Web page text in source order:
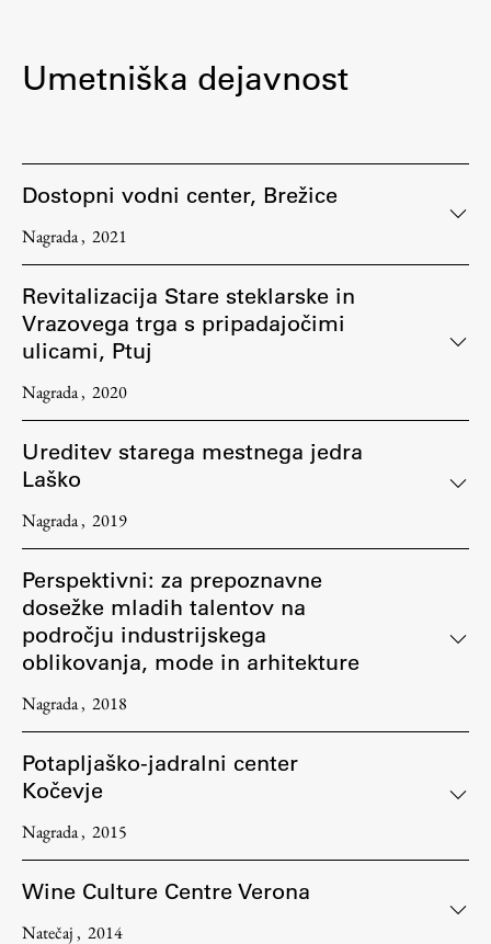
Razvojno sodelovanje in humanitarna pomoč
FA–ZA
Zbirke
Publikacije
AR – Arhitektura, raziskovanje
Igra ustvarjalnosti
Umetniška dejavnost
Dostopni vodni center, Brežice
Nagrada 2021
Revitalizacija Stare steklarske in
Vrazovega trga s pripadajočimi
ulicami, Ptuj
Nagrada 2020
Ureditev starega mestnega jedra
Laško
Nagrada 2019
Perspektivni: za prepoznavne
dosežke mladih talentov na
področju industrijskega
oblikovanja, mode in arhitekture
Nagrada 2018
Potapljaško-jadralni center
Kočevje
Nagrada 2015
Wine Culture Centre Verona
Natečaj 2014